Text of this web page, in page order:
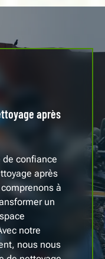
après
de confiance
après
à
un
notre
nous nous